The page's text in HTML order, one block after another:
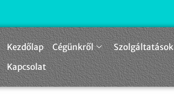
Kezdőlap Cégünkről Szolgáltatások
Kapcsolat